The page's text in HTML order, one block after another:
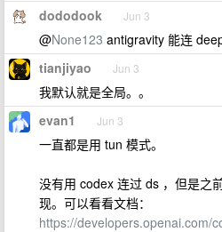
dododook Jun 3
@None123 antigravity 能连
tianjiyao Jun 3
我默认就是全局。。
evan1 Jun 3
一直都是用 tun 模式。
没有用 codex 连过 ds ，但是之
现。可以看看文档：
https://developers.openai.com/